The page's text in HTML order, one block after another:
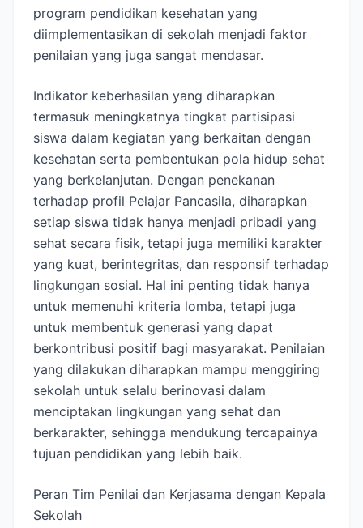
program pendidikan kesehatan yang
diimplementasikan di sekolah menjadi faktor
penilaian yang juga sangat mendasar.
Indikator keberhasilan yang diharapkan
termasuk meningkatnya tingkat partisipasi
siswa dalam kegiatan yang berkaitan dengan
kesehatan serta pembentukan pola hidup sehat
yang berkelanjutan. Dengan penekanan
terhadap profil Pelajar Pancasila, diharapkan
setiap siswa tidak hanya menjadi pribadi yang
sehat secara fisik, tetapi juga memiliki karakter
yang kuat, berintegritas, dan responsif terhadap
lingkungan sosial. Hal ini penting tidak hanya
untuk memenuhi kriteria lomba, tetapi juga
untuk membentuk generasi yang dapat
berkontribusi positif bagi masyarakat. Penilaian
yang dilakukan diharapkan mampu menggiring
sekolah untuk selalu berinovasi dalam
menciptakan lingkungan yang sehat dan
berkarakter, sehingga mendukung tercapainya
tujuan pendidikan yang lebih baik.
Peran Tim Penilai dan Kerjasama dengan Kepala
Sekolah